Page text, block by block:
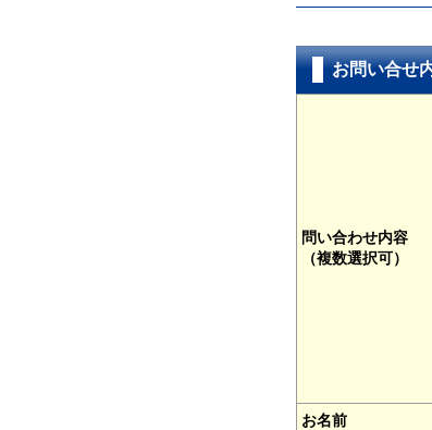
お問い合せ
問い合わせ内容
（複数選択可）
お名前